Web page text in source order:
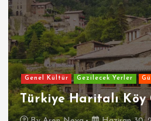
Genel Kültür Gezilecek Yerler
Türkiye Haritalı Köy